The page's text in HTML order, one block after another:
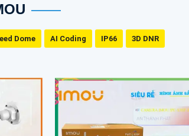
Dome AI Coding IP66 3D DNR